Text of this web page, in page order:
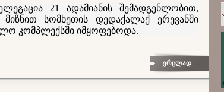
21 ადამიანის შემადგენლობით,
სომხეთის დედაქალაქ ერევანში
კომპლექსში იმყოფებოდა.
ვრცლად